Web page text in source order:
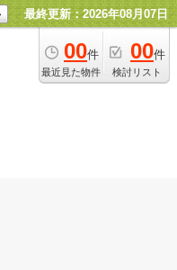
最終更新：2026年08月07日
00件
最近見た物件
00件
検討リスト